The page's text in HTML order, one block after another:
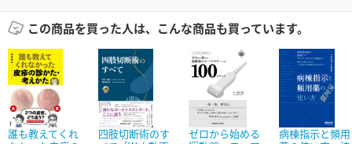
この商品を買った人は、こんな商品も買っています。
誰も教えてくれ
四肢切断術のす
ゼロから始める
病棟指示と頻用